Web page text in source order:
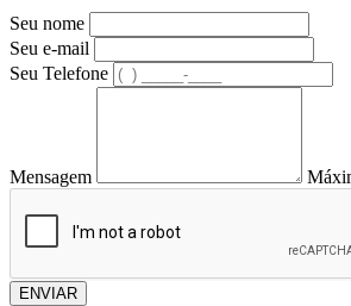
Seu nome
Seu e-mail
Seu Telefone
Mensagem
ENVIAR